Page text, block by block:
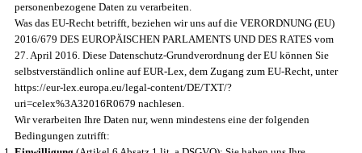
personenbezogene Daten zu verarbeiten.
Was das EU-Recht betrifft, beziehen wir uns auf die VERORDNUNG (EU)
2016/679 DES EUROPÄISCHEN PARLAMENTS UND DES RATES vom
27. April 2016. Diese Datenschutz-Grundverordnung der EU können Sie
selbstverständlich online auf EUR-Lex, dem Zugang zum EU-Recht, unter
https://eur-lex.europa.eu/legal-content/DE/TXT/?
uri=celex%3A32016R0679 nachlesen.
Wir verarbeiten Ihre Daten nur, wenn mindestens eine der folgenden
Bedingungen zutrifft: